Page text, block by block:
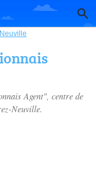
Agent", centre de
Neuville.